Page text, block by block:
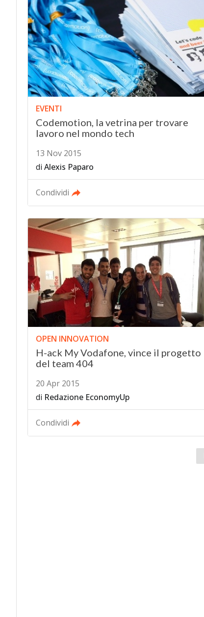
EVENTI
Codemotion, la vetrina per trovare
lavoro nel mondo tech
13 Nov 2015
di Alexis Paparo
Condividi
OPEN INNOVATION
H-ack My Vodafone, vince il progetto
del team 404
20 Apr 2015
di Redazione EconomyUp
Condividi